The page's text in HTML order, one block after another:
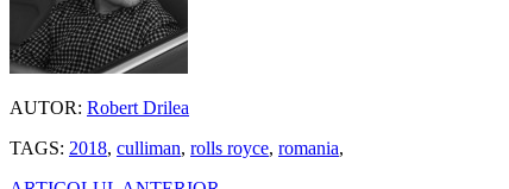
AUTOR: Robert Drilea
TAGS: 2018, culliman, rolls royce, romania,